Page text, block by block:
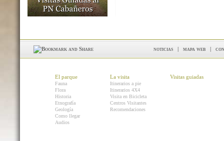
noticias | mapa web |
El parque
Fauna
Flora
Historia
Etnografía
Geología
Como llegar
Audios
La visita
Itinerarios a pie
Itinerarios 4X4
Visita en Bicicleta
Centros Visitantes
Recomendaciones
Visitas guiadas